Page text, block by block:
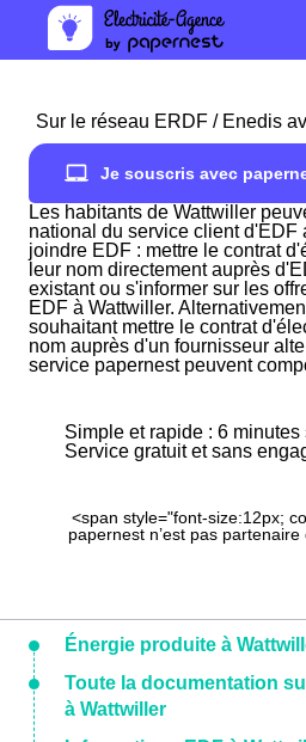
Sur le réseau ERDF / Enedis
Je souscris avec
Les habitants de Wattwiller
national du service client d'EDF
joindre EDF : mettre le contrat
leur nom directement auprès
existant ou s'informer sur les
EDF à Wattwiller.
souhaitant mettre le contrat
nom auprès d'un fournisseur
service papernest peuvent
Simple et rapide : 6 minutes
Service gratuit et sans
<span style="font-size:12px;
papernest n’est pas partenaire
Énergie produite à
Toute la documentation
à Wattwiller